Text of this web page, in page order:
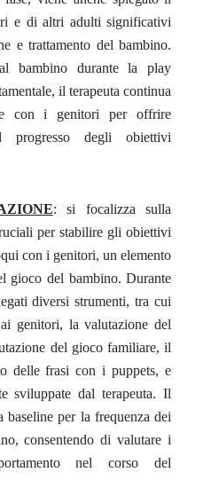
e di altri adulti significativi
e trattamento del bambino.
bambino durante la play
il terapeuta continua
con i genitori per offrire
degli obiettivi
: si focalizza sulla
per stabilire gli obiettivi
con i genitori, un elemento
gioco del bambino. Durante
diversi strumenti, tra cui
genitori, la valutazione del
del gioco familiare, il
delle frasi con i puppets, e
sviluppate dal terapeuta. Il
baseline per la frequenza dei
consentendo di valutare i
nel corso del